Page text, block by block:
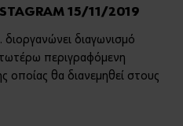
Ή
online shop;
τρία απλά βήματα για να
15/11/2019
διαγωνισμό
περιγραφόμενη
οποίας θα διανεμηθεί στoυς